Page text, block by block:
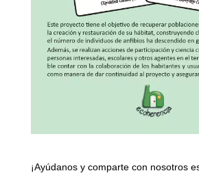
¡Ayúdanos y comparte con nosotros